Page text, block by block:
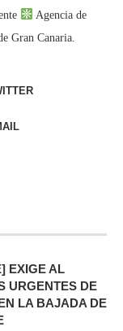
Agencia de
Gran Canaria.
EXIGE AL
URGENTES DE
LA BAJADA DE